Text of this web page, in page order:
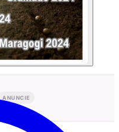
ANUNCIE